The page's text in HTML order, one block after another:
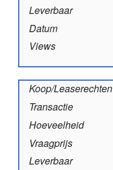
Leverbaar
Datum
Views
Koop/Leaserechten
Transactie
Hoeveelheid
Vraagprijs
Leverbaar